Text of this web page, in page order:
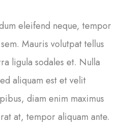
eleifend neque, tempor
Mauris volutpat tellus
ligula sodales et. Nulla
aliquam est et velit
diam enim maximus
at, tempor aliquam ante.